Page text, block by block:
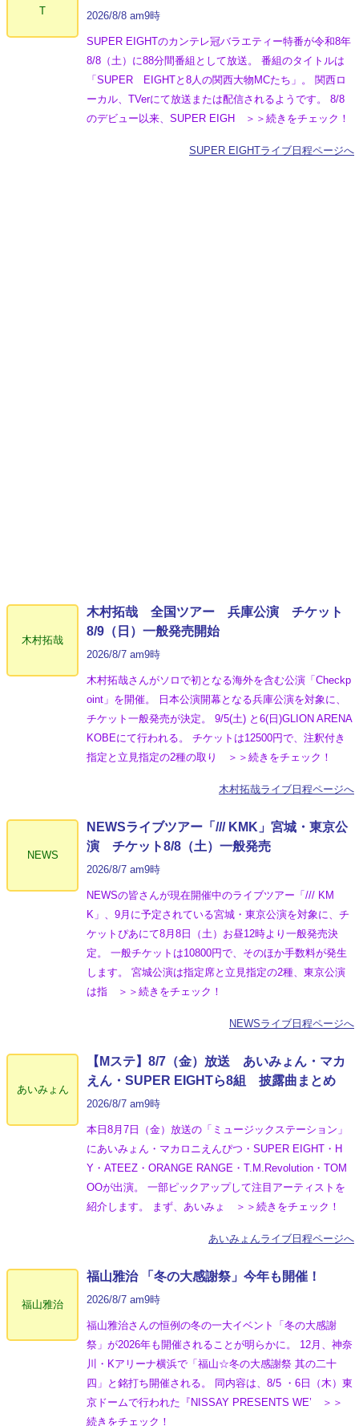
T
2026/8/8 am9時
SUPER EIGHTのカンテレ冠バラエティー特番が令和8年
8/8（土）に88分間番組として放送。 番組のタイトルは
「SUPER EIGHTと8人の関西大物MCたち」。 関西ロ
ーカル、TVerにて放送または配信されるようです。 8/8
のデビュー以来、SUPER EIGH ＞＞続きをチェック！
SUPER EIGHTライブ日程ページへ
木村拓哉
木村拓哉 全国ツアー 兵庫公演 チケット
8/9（日）一般発売開始
2026/8/7 am9時
木村拓哉さんがソロで初となる海外を含む公演「Checkp
oint」を開催。 日本公演開幕となる兵庫公演を対象に、
チケット一般発売が決定。 9/5(土) と6(日)GLION ARENA
KOBEにて行われる。 チケットは12500円で、注釈付き
指定と立見指定の2種の取り ＞＞続きをチェック！
木村拓哉ライブ日程ページへ
NEWS
NEWSライブツアー「/// KMK」宮城・東京公
演 チケット8/8（土）一般発売
2026/8/7 am9時
NEWSの皆さんが現在開催中のライブツアー「/// KM
K」、9月に予定されている宮城・東京公演を対象に、チ
ケットぴあにて8月8日（土）お昼12時より一般発売決
定。 一般チケットは10800円で、そのほか手数料が発生
します。 宮城公演は指定席と立見指定の2種、東京公演
は指 ＞＞続きをチェック！
NEWSライブ日程ページへ
あいみょん
【Mステ】8/7（金）放送 あいみょん・マカ
えん・SUPER EIGHTら8組 披露曲まとめ
2026/8/7 am9時
本日8月7日（金）放送の「ミュージックステーション」
にあいみょん・マカロニえんぴつ・SUPER EIGHT・H
Y・ATEEZ・ORANGE RANGE・T.M.Revolution・TOM
OOが出演。 一部ピックアップして注目アーティストを
紹介します。 まず、あいみょ ＞＞続きをチェック！
あいみょんライブ日程ページへ
福山雅治
福山雅治 「冬の⼤感謝祭」今年も開催！
2026/8/7 am9時
福山雅治さんの恒例の冬の一大イベント「冬の⼤感謝
祭」が2026年も開催されることが明らかに。 12月、神奈
川・Kアリーナ横浜で「福山☆冬の大感謝祭 其の二十
四」と銘打ち開催される。 同内容は、8/5 ・6日（木）東
京ドームで行われた『NISSAY PRESENTS WE’ ＞＞
続きをチェック！